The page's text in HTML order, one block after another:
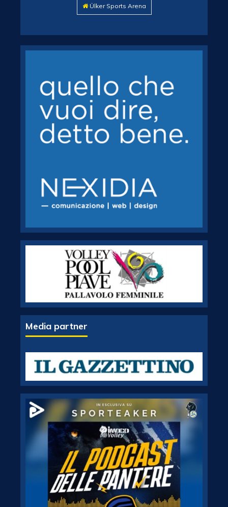
Ülker Sports Arena
Media partner